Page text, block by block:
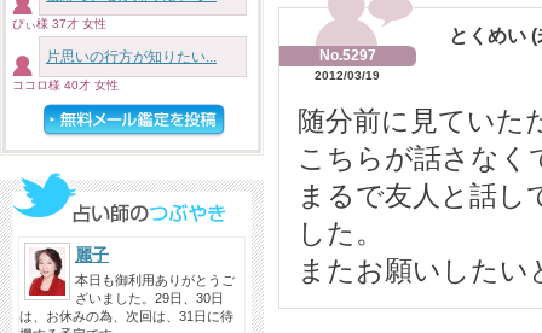
ぴぃ様 37才 女性
片思いの行方が知りたい...
ココロ様 40才 女性
麗子
本日も御利用ありがとうご
ざいました。29日、30日
は、お休みの為、次回は、31日に待
とくめい
No.5297
2012/03/19
随分前に見ていた
こちらが話さなく
まるで友人と話し
した。
またお願いしたい